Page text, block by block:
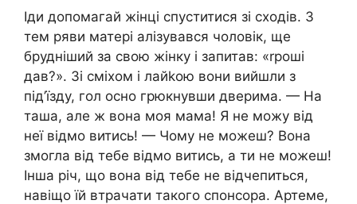
Іди допомагай жінці спуститися зі сходів. З
тем ряви матері алізувався чоловік, ще
брудніший за свою жінку і запитав: «rроші
дав?». Зі сміхом і лайkою вони вийшли з
під’їзду, гол осно грюкнувши дверима. — На
таша, але ж вона моя мама! Я не можу від
неї відмо витись! — Чому не можеш? Вона
змогла від тебе відмо витись, а ти не можеш!
Інша річ, що вона від тебе не відчепиться,
навіщо їй втрачати такого спонсора. Артеме,